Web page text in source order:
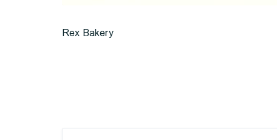
Rex Bakery